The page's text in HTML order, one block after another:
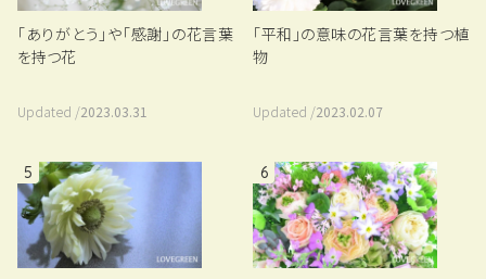
「ありがとう」や「感謝」の花言葉
を持つ花
Updated /2023.03.31
「平和」の意味の花言葉を持つ植
物
Updated /2023.02.07
5 6